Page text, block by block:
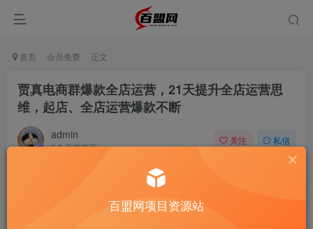
首页 会员免费 正文
贾真电商群爆款全店运营，21天提升全店运营思
维，起店、全店运营爆款不断
admin
9个月前更新
关注 私信
百盟网项目资源站